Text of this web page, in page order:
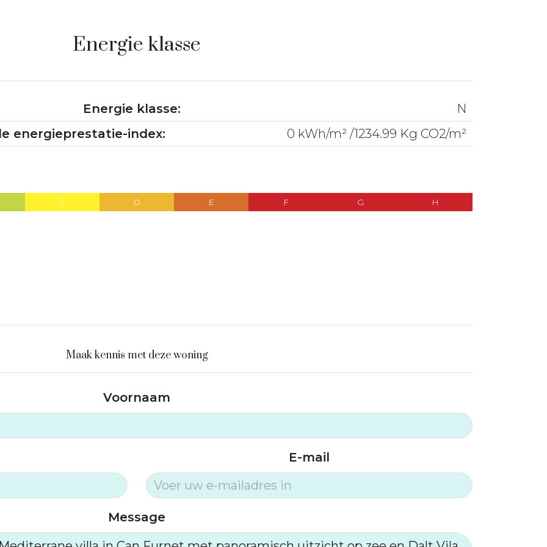
Energie klasse
Energie klasse:
N
energieprestatie-index:
0 kWh/m² /1234.99 Kg CO2/m²
C D E F G H
Maak kennis met deze woning
Voornaam
E-mail
Message